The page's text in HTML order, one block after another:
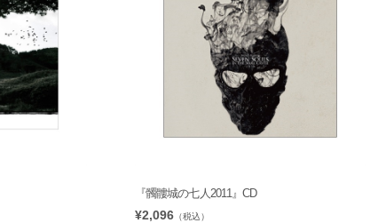
『髑髏城の七人2011』CD
¥2,096 （税込）